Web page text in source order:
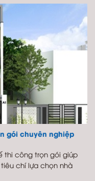
gói chuyên nghiệp
thi công trọn gói giúp
chí lựa chọn nhà